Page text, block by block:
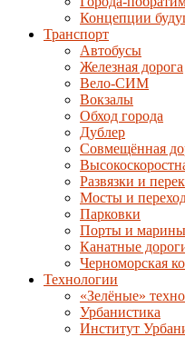
Концепции
Транспорт
Автобусы
Железная дорога
Вело-СИМ
Вокзалы
Обход города
Дублер
Совмещённая
Развязки и
Мосты и
Парковки
Порты и марины
Канатные
Черноморская
Технологии
«Зелёные»
Урбанистика
Институт